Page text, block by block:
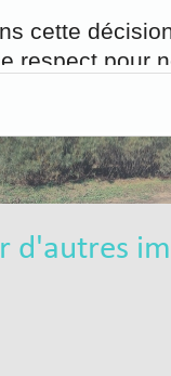
d'autres
cette
respect pour
des
que ce soit